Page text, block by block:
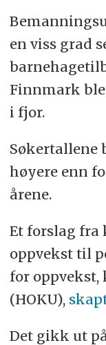
en viss grad
Finnmark ble
i fjor.
Søkertallene
høyere enn
årene.
Et forslag
oppvekst til
for
(HOKU),
Det gikk ut